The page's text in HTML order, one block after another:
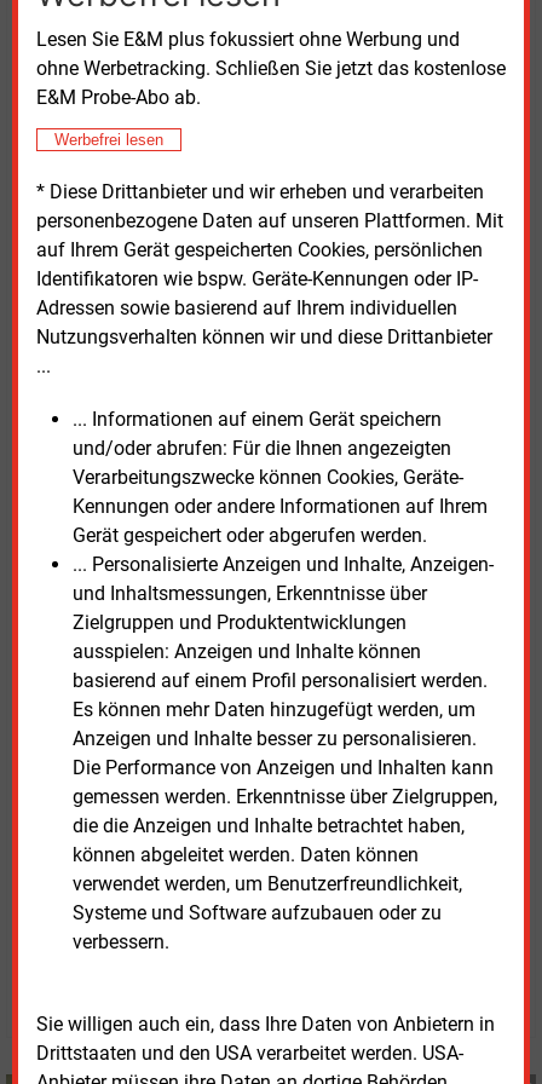
Lesen Sie E&M plus fokussiert ohne Werbung und
ohne Werbetracking. Schließen Sie jetzt das kostenlose
E&M Probe-Abo ab.
Werbefrei lesen
* Diese Drittanbieter und wir erheben und verarbeiten
personenbezogene Daten auf unseren Plattformen. Mit
auf Ihrem Gerät gespeicherten Cookies, persönlichen
Identifikatoren wie bspw. Geräte-Kennungen oder IP-
Adressen sowie basierend auf Ihrem individuellen
Nutzungsverhalten können wir und diese Drittanbieter
...
... Informationen auf einem Gerät speichern
und/oder abrufen: Für die Ihnen angezeigten
Verarbeitungszwecke können Cookies, Geräte-
Kennungen oder andere Informationen auf Ihrem
Gerät gespeichert oder abgerufen werden.
... Personalisierte Anzeigen und Inhalte, Anzeigen-
und Inhaltsmessungen, Erkenntnisse über
Zielgruppen und Produktentwicklungen
ausspielen: Anzeigen und Inhalte können
basierend auf einem Profil personalisiert werden.
Es können mehr Daten hinzugefügt werden, um
Anzeigen und Inhalte besser zu personalisieren.
Die Performance von Anzeigen und Inhalten kann
gemessen werden. Erkenntnisse über Zielgruppen,
die die Anzeigen und Inhalte betrachtet haben,
können abgeleitet werden. Daten können
verwendet werden, um Benutzerfreundlichkeit,
Systeme und Software aufzubauen oder zu
verbessern.
Sie willigen auch ein, dass Ihre Daten von Anbietern in
Drittstaaten und den USA verarbeitet werden. USA-
Anbietern hoch zu halten, sagte Lenck.
In der Beobachtung von Manuel Frondel vomLeibniz-
Institutfür Wirtschaftsforschung haben die hohen
Energiepreise für die Politik die Dringlichkeit massiv
verstärkt, die Steuer- und Abgabenlast auf den
Strompreis zu verringern. Diese Last mache bei
privaten Verbrauchern derzeit über 50 % des
Strompreises aus. Da einkommensschwache
Haushalte einen höheren Anteil ihres Einkommens
zur Deckung ihres Stromverbrauchs auszugeben
haben als wohlhabende, hätten sie in Relation zu
Förderung der Erneuerbaren via EEG-Umlage zu
leisten als einkommensstarke.
Daher plädierte Matthias Dümpelmann von der
8KU– einer Kooperation acht großer kommunaler
Energieversorgungsunternehmen – für die
Abschaffung aller Umlagen, auch für Kraft-Wärme-
Kopplung (KWK) oder Offshore-Wind-Netze sowie
eine Reduktion der Stromsteuer auf das EU-
Minimum. „Die derzeitige Struktur der
Energiebepreisung ist dysfunktional“, sagte
Dümpelmann. Energiepreise sollten definiert sein
über die Elemente Erzeugung, Netz und Klimakosten,
so Dümpelmanns Vorschlag. Aktuell würden fossile
Energieträger gegenüber Strom noch steuerlich
bevorteilt, kritisierte er.
Donnerstag, 7.04.2022, 11:02 Uhr
Susanne Harmsen